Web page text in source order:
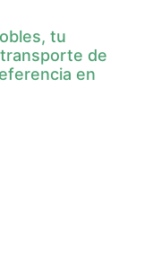
tu
de
en